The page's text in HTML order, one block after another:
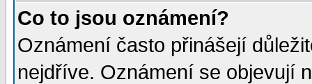
Co to jsou oznámení?
Oznámení často přinášejí
nejdříve. Oznámení se objevují